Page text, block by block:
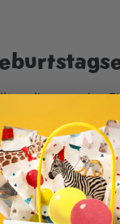
diese coolen